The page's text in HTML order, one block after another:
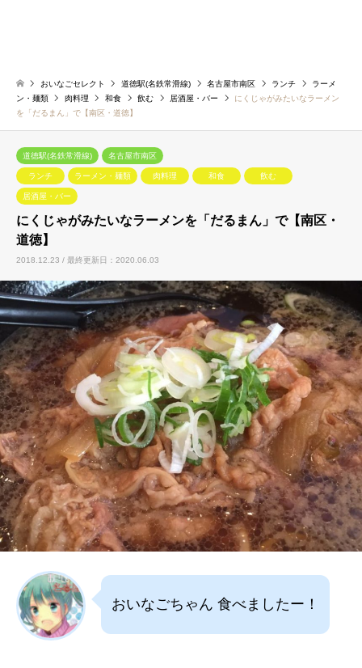
おいなごセレクト 道徳駅(名鉄常滑線) 名古屋市南区 ランチ
ラーメ
ン・麺類
肉料理 和食 飲む 居酒屋・バー
にくじゃがみたいなラーメン
を「だるまん」で【南区・道徳】
道徳駅(名鉄常滑線) 名古屋市南区
ランチ ラーメン・麺類 肉料理 和食 飲む
居酒屋・バー
にくじゃがみたいなラーメンを「だるまん」で【南区・
道徳】
2018.12.23 / 最終更新日：2020.06.03
おいなごちゃん 食べましたー！